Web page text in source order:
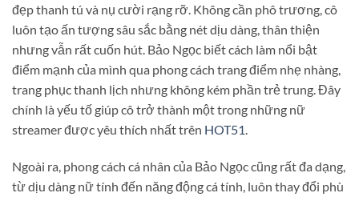
đẹp thanh tú và nụ cười rạng rỡ. Không cần phô trương, cô
luôn tạo ấn tượng sâu sắc bằng nét dịu dàng, thân thiện
nhưng vẫn rất cuốn hút. Bảo Ngọc biết cách làm nổi bật
điểm mạnh của mình qua phong cách trang điểm nhẹ nhàng,
trang phục thanh lịch nhưng không kém phần trẻ trung. Đây
chính là yếu tố giúp cô trở thành một trong những nữ
streamer được yêu thích nhất trên HOT51.
Ngoài ra, phong cách cá nhân của Bảo Ngọc cũng rất đa dạng,
từ dịu dàng nữ tính đến năng động cá tính, luôn thay đổi phù